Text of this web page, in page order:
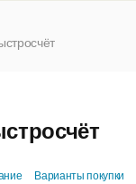
Варианты покупки